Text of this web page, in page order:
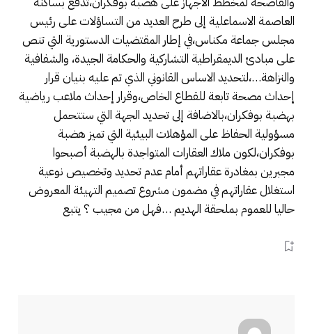
العاصمة الاسماعلية إلى طرح العديد من التساؤلات على رئيس
مجلس جماعة مكناس،في إطار المقتضيات الدستورية التي تنص
على مبادئ الديمقراطية التشاركية والحكامة الجيدة، والشفافية
والنزاهة…،لتحديد الاساس القانوني الذي تم عليه بنيان قرار
إحداث مصحة تابعة للقطاع الخاص،وقرار إحداث ملاعب رياضية
بهضبة بوفكران،بالاضافة إلى تحديد الجهة التي ستتحمل
مسؤولية الحفاظ على المؤهلات البيئية التي تميز هضبة
بوفكران،لكون ملاك العقارات المتواجدة بالهضبة أصبحوا
مجبرين بمغادرة عقاراتهم أمام عدم تحديد وتخصيص نوعية
استغلال عقاراتهم في مضمون مشروع تصميم التهيئة المعروض
حاليا للعموم بملحقة الهديم …فهل من مجيب ؟ يتبع